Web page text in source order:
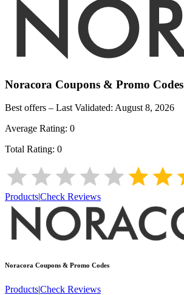
Noracora Coupons & Promo Codes
Best offers – Last Validated: August 8, 2026
Average Rating: 0
Total Rating: 0
Products|Check Reviews
Noracora Coupons & Promo Codes
Products|Check Reviews